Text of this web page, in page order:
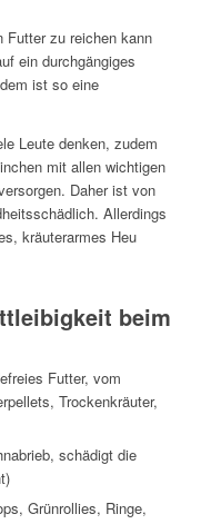
Futter zu reichen kann
ein durchgängiges
ist so eine
Leute denken, zudem
mit allen wichtigen
Daher ist von
Allerdings
kräuterarmes Heu
beim
Futter, vom
Trockenkräuter,
schädigt die
Grünrollies, Ringe,